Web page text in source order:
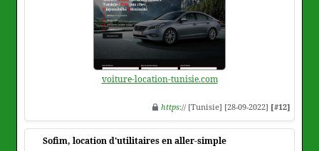
voiture-location-tunisie.com
https:// [Tunisie] [28-09-2022] [#12]
Sofim, location d'utilitaires en aller-simple